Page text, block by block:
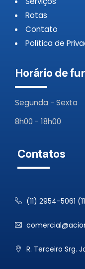
Rotas
Contato
Política de
Horário de
Segunda - Sexta
8h00 - 18h00
Contatos
(11) 2954-5061
R. Terceiro Srg.